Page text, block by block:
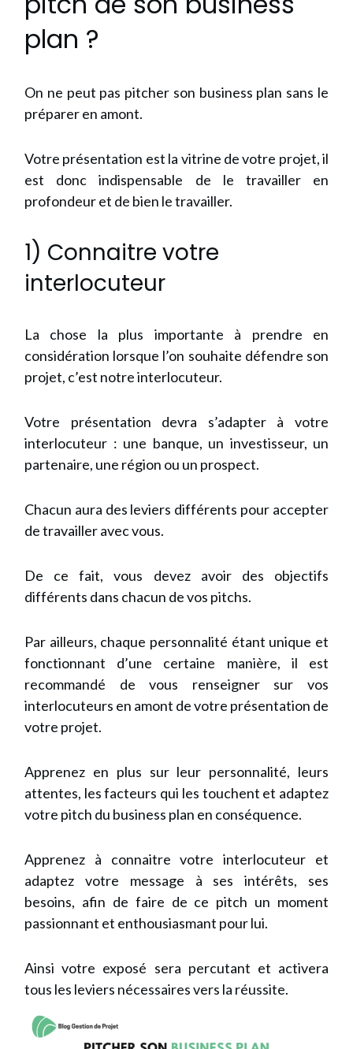
plan ?
On ne peut pas pitcher son business plan sans le
préparer en amont.
Votre présentation est la vitrine de votre projet, il
est donc indispensable de le travailler en
profondeur et de bien le travailler.
1) Connaitre votre
interlocuteur
La chose la plus importante à prendre en
considération lorsque l’on souhaite défendre son
projet, c’est notre interlocuteur.
Votre présentation devra s’adapter à votre
interlocuteur : une banque, un investisseur, un
partenaire, une région ou un prospect.
Chacun aura des leviers différents pour accepter
de travailler avec vous.
De ce fait, vous devez avoir des objectifs
différents dans chacun de vos pitchs.
Par ailleurs, chaque personnalité étant unique et
fonctionnant d’une certaine manière, il est
recommandé de vous renseigner sur vos
interlocuteurs en amont de votre présentation de
votre projet.
Apprenez en plus sur leur personnalité, leurs
attentes, les facteurs qui les touchent et adaptez
votre pitch du business plan en conséquence.
Apprenez à connaitre votre interlocuteur et
adaptez votre message à ses intérêts, ses
besoins, afin de faire de ce pitch un moment
passionnant et enthousiasmant pour lui.
Ainsi votre exposé sera percutant et activera
tous les leviers nécessaires vers la réussite.